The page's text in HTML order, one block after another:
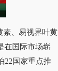
、易视界叶黄
在国际市场崭
22国家重点推